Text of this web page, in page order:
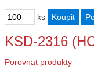
ks
KSD-2316
Porovnat produkty